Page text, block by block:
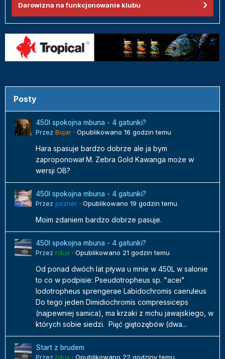
Darowizna na funkcjonowanie klubu
Posty
450l spokojna mbuna - 4 gatunki?
Przez Bojar · Opublikowano 16 godzin temu
Hara spasuje bardzo dobrze ale ja bym
zaproponował M. Zebra Gold Kawanga może w
wersji OB?
450l spokojna mbuna - 4 gatunki?
Przez pozner · Opublikowano 19 godzin temu
Moim zdaniem bardzo dobrze pasuje.
450l spokojna mbuna - 4 gatunki?
Przez hilux · Opublikowano 21 godzin temu
Od ponad dwóch lat pływa u mnie w 450L w salonie
to co w podpisie: Pseudotropheus sp. "acei"
Iodotropheus sprengerae Labidochromis caeruleus
Do tego jeden Dimidiochromis compressiceps
(najpewniej samica), ma krzaki z mchu jawajskiego, w
których sobie siedzi. Pięć giętozębów (dwa...
Start z brudem
Przez hilux · Opublikowano 22 godziny temu